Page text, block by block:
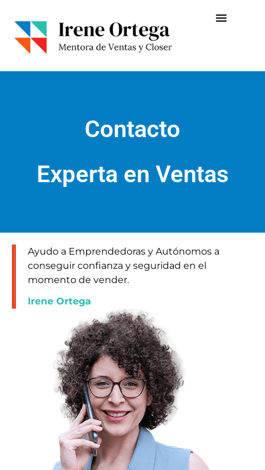
Contacto
Experta en Ventas
Ayudo a Emprendedoras y Autónomos a
conseguir confianza y seguridad en el
momento de vender.
Irene Ortega